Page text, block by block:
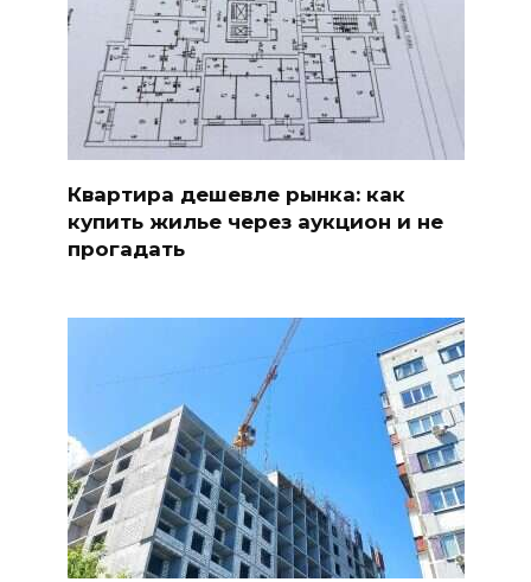
Квартира дешевле рынка: как
купить жилье через аукцион и не
прогадать